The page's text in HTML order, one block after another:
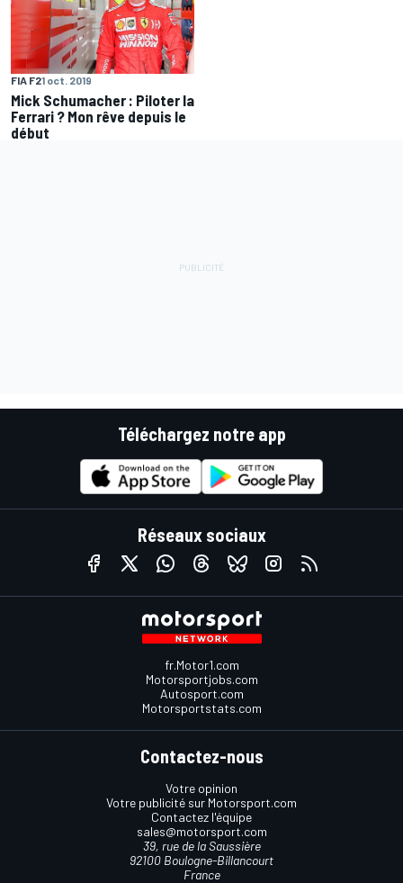
FIA F21 oct. 2019
Mick Schumacher : Piloter la
Ferrari ? Mon rêve depuis le
début
Téléchargez notre app
Réseaux sociaux
fr.Motor1.com
Motorsportjobs.com
Autosport.com
Motorsportstats.com
Contactez-nous
Votre opinion
Votre publicité sur Motorsport.com
Contactez l'équipe
sales@motorsport.com
39, rue de la Saussière
92100 Boulogne-Billancourt
France